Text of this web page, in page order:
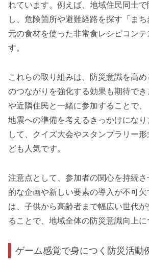
れています。例えば、地域住民同士
し、危険箇所や避難経路を探す「ま
元の食材を使った非常食レシピコンテ
す。
これらの取り組みは、防災意識を高
のつながりを強化する効果も期待で
や近隣住民と一緒に参加することで
地震への準備を考えるきっかけにな
して、クイズ大会やスタンプラリー
ども人気です。
注意点として、参加者の関心を持続
的な企画や新しい要素の導入が不可
は、子供から高齢者まで幅広い世代
ることで、地域全体の防災意識向上に
ゲーム感覚で身につく防災活動